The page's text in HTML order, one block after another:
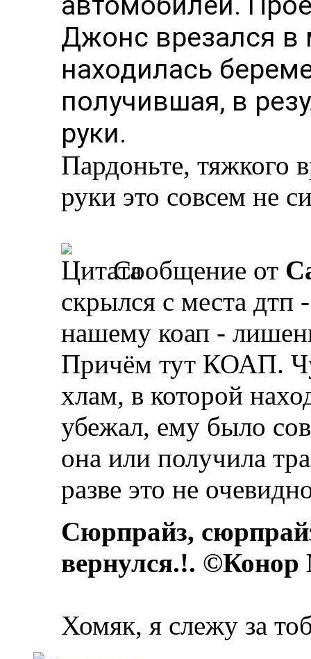
Джонс врезался в
находилась
получившая, в
руки.
Пардоньте, тяжкого
руки это совсем не
Сообщение от
скрылся с места дтп
нашему коап -
Причём тут КОАП.
хлам, в которой
убежал, ему было
она или получила
разве это не
Сюрпрайз,
вернулся.!.
Хомяк, я слежу за